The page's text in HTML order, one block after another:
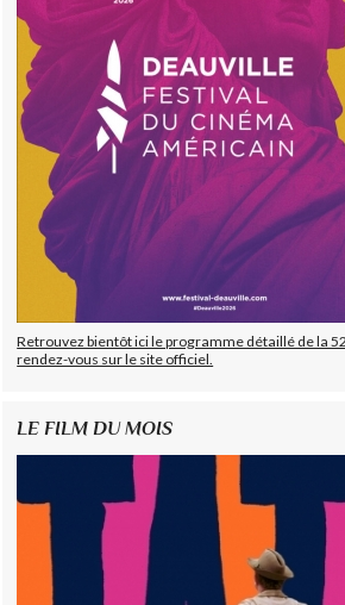
Retrouvez bientôt ici le programme détaillé de la
rendez-vous sur le site officiel.
LE FILM DU MOIS